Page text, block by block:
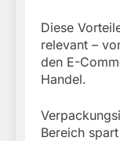
Diese
relevant –
den E-
Handel.
Bereich